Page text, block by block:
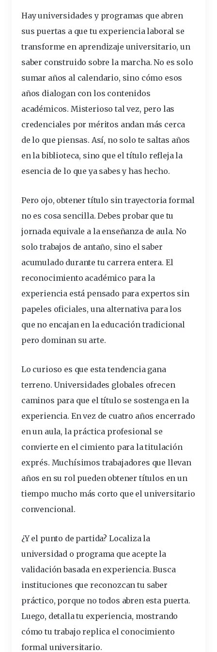
Hayuniversidades y programas que abren
sus puertas a que tu experiencia laboral se
transforme en aprendizaje universitario, un
saber construido sobre la marcha. No es solo
sumar años al calendario, sino cómo esos
años dialogan con los contenidos
académicos. Misterioso tal vez, pero las
credenciales por méritos andan más cerca
de lo que piensas. Así, no solo te saltas años
en la biblioteca, sino que el título refleja la
esencia de lo que ya sabes y has hecho.
Pero ojo, obtener título sin trayectoria formal
no es cosa sencilla. Debes probar que tu
jornada equivale a la enseñanza de aula. No
solo trabajos de antaño, sino el saber
acumulado durante tu carrera entera. El
reconocimiento académico para la
experiencia está pensado para expertos sin
papeles oficiales, una alternativa para los
que no encajan en la educación tradicional
pero dominan su arte.
Lo curioso es que esta tendencia gana
terreno. Universidades globales ofrecen
caminos para que el título se sostenga en la
experiencia. En vez de cuatro años encerrado
en un aula, la práctica profesional se
convierte en el cimiento para la titulación
exprés. Muchísimos trabajadores que llevan
años en su rol pueden obtener títulos en un
tiempo mucho más corto que el universitario
convencional.
¿Y el punto de partida? Localiza la
universidad o programa que acepte la
validación basada en experiencia. Busca
instituciones que reconozcan tu saber
práctico, porque no todos abren esta puerta.
Luego, detalla tu experiencia, mostrando
cómo tu trabajo replica el conocimiento
formal universitario.